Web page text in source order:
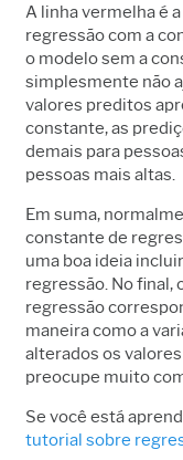
A linha vermelha é
regressão com a
o modelo sem a
simplesmente não
valores preditos
constante, as
demais para
pessoas mais altas.
Em suma,
constante de
uma boa ideia
regressão. No final,
regressão
maneira como a
alterados os
preocupe muito
Se você está
tutorial sobre